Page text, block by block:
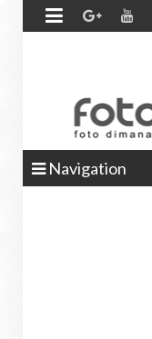

Navigation